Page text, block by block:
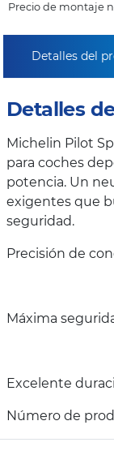
Precio de montaje
Detalles del
Detalles
Michelin Pilot
para coches
potencia. Un
exigentes que
seguridad.
Precisión de
Máxima
Excelente
Número de